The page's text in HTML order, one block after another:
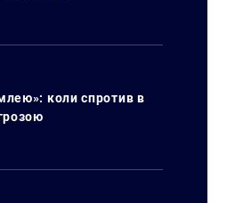
коли спротив в